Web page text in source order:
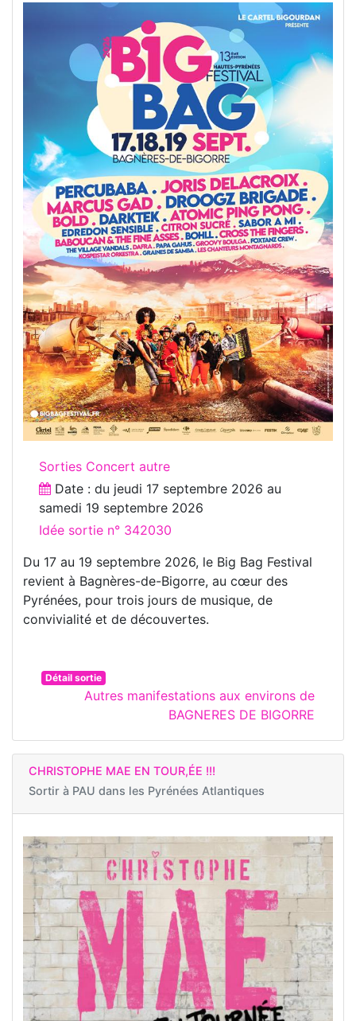
Sorties Concert autre
Date : du jeudi 17 septembre 2026 au
samedi 19 septembre 2026
Idée sortie n° 342030
Du 17 au 19 septembre 2026, le Big Bag Festival
revient à Bagnères-de-Bigorre, au cœur des
Pyrénées, pour trois jours de musique, de
convivialité et de découvertes.
Détail sortie
Autres manifestations aux environs de
BAGNERES DE BIGORRE
CHRISTOPHE MAE EN TOUR,ÉE !!!
Sortir à PAU dans les Pyrénées Atlantiques